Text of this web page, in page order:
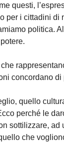
questi,
per i cittadini di
politica.
concordano
quello
perché le
sottilizzare,
che